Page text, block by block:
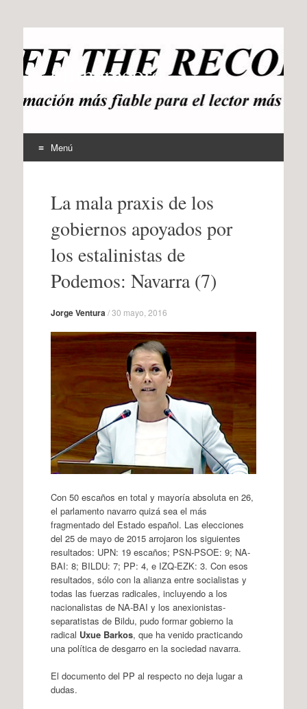
offtherecord
OTR
Menú
contenidoLa mala praxis de los
gobiernos apoyados por
los estalinistas de
Podemos: Navarra (7)
Jorge Ventura /30 mayo, 2016
Con 50 escaños en total y mayoría absoluta en 26,
el parlamento navarro quizá sea el más
fragmentado del Estado español. Las elecciones
del 25 de mayo de 2015 arrojaron los siguientes
resultados: UPN: 19 escaños; PSN-PSOE: 9; NA-
BAI: 8; BILDU: 7; PP: 4, e IZQ-EZK: 3. Con esos
resultados, sólo con la alianza entre socialistas y
todas las fuerzas radicales, incluyendo a los
nacionalistas de NA-BAI y los anexionistas-
separatistas de Bildu, pudo formar gobierno la
radical Uxue Barkos, que ha venido practicando
una política de desgarro en la sociedad navarra.
El documento del PP al respecto no deja lugar a
dudas.